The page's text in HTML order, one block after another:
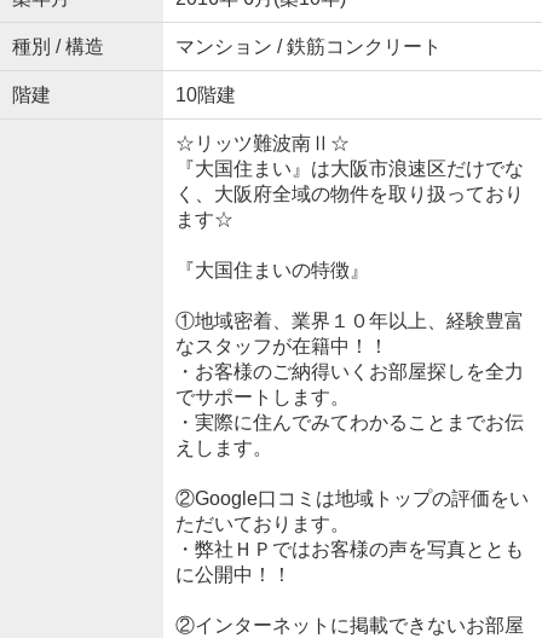
種別 / 構造 マンション / 鉄筋コンクリート
階建 10階建
☆リッツ難波南Ⅱ☆
『大国住まい』は大阪市浪速区だけでな
く、大阪府全域の物件を取り扱っており
ます☆
『大国住まいの特徴』
①地域密着、業界１０年以上、経験豊富
なスタッフが在籍中！！
・お客様のご納得いくお部屋探しを全力
でサポートします。
・実際に住んでみてわかることまでお伝
えします。
②Google口コミは地域トップの評価をい
ただいております。
・弊社ＨＰではお客様の声を写真ととも
に公開中！！
②インターネットに掲載できないお部屋